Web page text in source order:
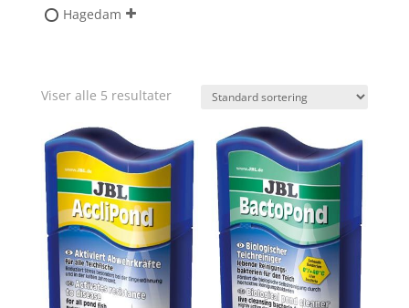
Hagedam
Viser alle 5 resultater